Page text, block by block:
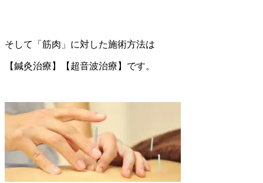
そして「筋肉」に対した施術方法は
【鍼灸治療】【超音波治療】です。